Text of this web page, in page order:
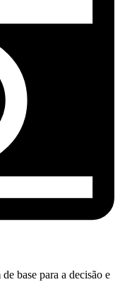
base para a decisão e